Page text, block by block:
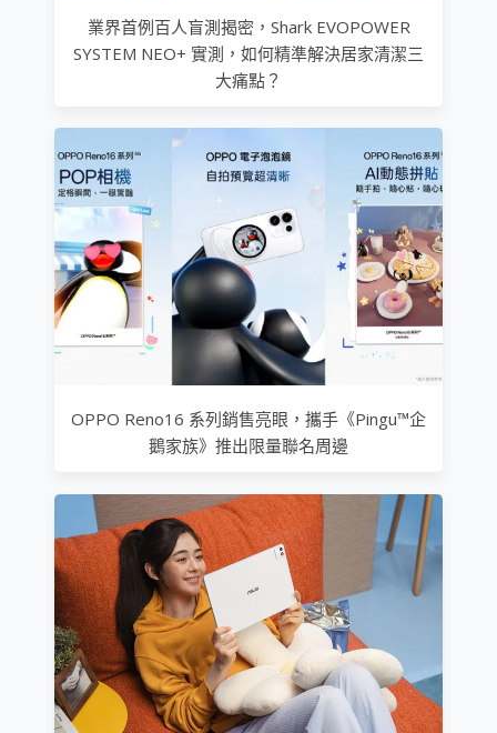
業界首例百人盲測揭密，Shark EVOPOWER
SYSTEM NEO+ 實測，如何精準解決居家清潔三
大痛點？
OPPO Reno16 系列銷售亮眼，攜手《Pingu™企
鵝家族》推出限量聯名周邊